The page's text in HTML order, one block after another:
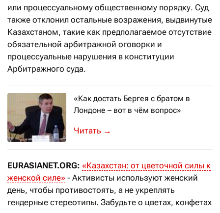
или процессуальному общественному порядку. Суд
также отклонил остальные возражения, выдвинутые
Казахстаном, такие как предполагаемое отсутствие
обязательной арбитражной оговорки и
процессуальные нарушения в конституции
Арбитражного суда.
«Как достать Бергея с братом в
Лондоне – вот в чём вопрос»
Обзор региональной прессы (1-4
→
EURASIANET.ORG: «Казахстан: от цветочной силы к
женской силе» - Активисты используют женский
день, чтобы противостоять, а не укреплять
гендерные стереотипы. Забудьте о цветах, конфетах